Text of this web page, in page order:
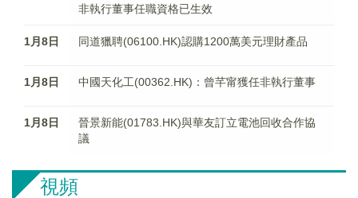
非執行董事任職資格已生效
1月8日 同道獵聘(06100.HK)認購1200萬美元理財產品
1月8日 中國天化工(00362.HK)：曾芊甯獲任非執行董事
1月8日
晉景新能(01783.HK)與華友訂立電池回收合作協
議
視頻